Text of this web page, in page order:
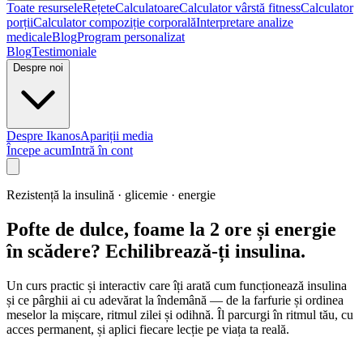
Toate resurseleRețeteCalculatoareCalculator vârstă fitnessCalculator
porțiiCalculator compoziție corporalăInterpretare analize
medicaleBlogProgram personalizat
BlogTestimoniale
Despre noi
Despre IkanosApariții media
Începe acumIntră în cont
Rezistență la insulină · glicemie · energie
Pofte de dulce, foame la 2 ore și energie
în scădere? Echilibrează-ți insulina.
Un curs practic și interactiv care îți arată cum funcționează insulina
și ce pârghii ai cu adevărat la îndemână — de la farfurie și ordinea
meselor la mișcare, ritmul zilei și odihnă. Îl parcurgi în ritmul tău, cu
acces permanent, și aplici fiecare lecție pe viața ta reală.